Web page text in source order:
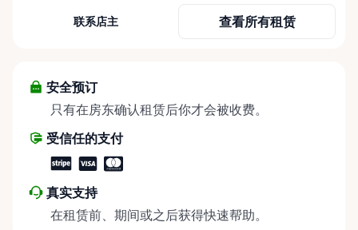
At Cody Party Rentals, we believe in the power of
about more than just saving money; it’s about
helping people enjoy more for less while making a
share instead of buy, we’re all doing our part to
make things easier on Mother Nature.
联系店主 查看所有租赁
安全预订
只有在房东确认租赁后你才会被收费。
受信任的支付
真实支持
在租赁前、期间或之后获得快速帮助。